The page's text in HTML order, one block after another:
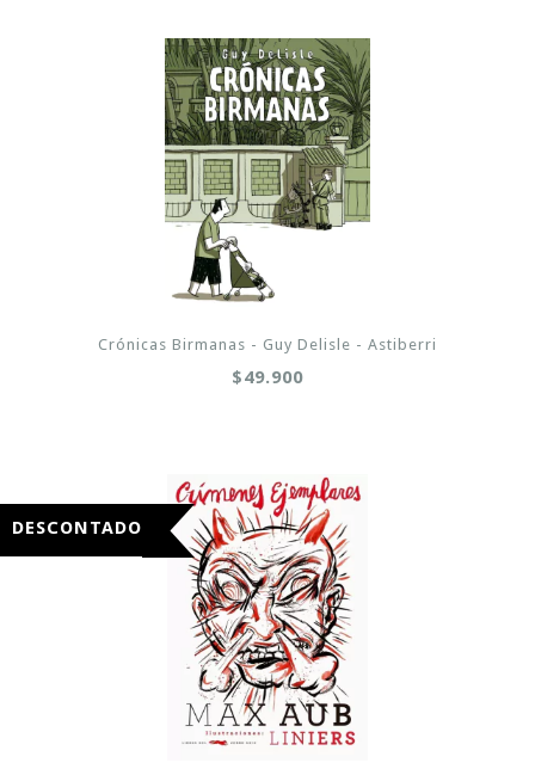
Crónicas Birmanas - Guy Delisle - Astiberri
$49.900
DESCONTADO